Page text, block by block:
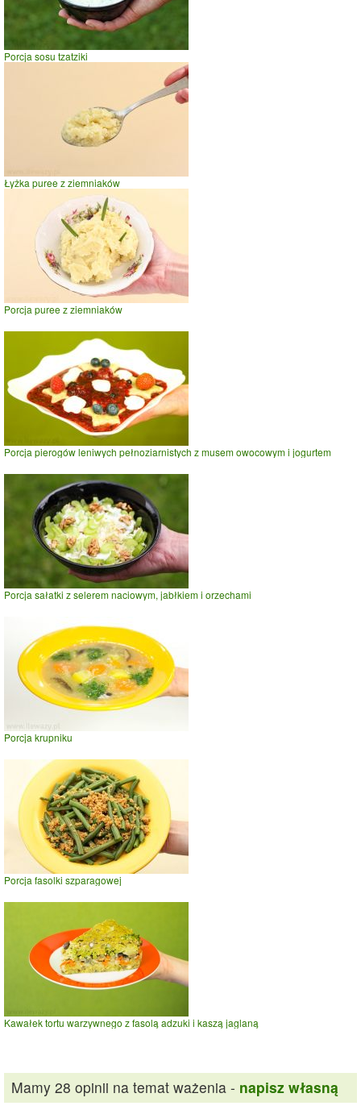
Porcja sosu tzatziki
Łyżka puree z ziemniaków
Porcja puree z ziemniaków
Porcja pierogów leniwych pełnoziarnistych z musem owocowym i jogurtem
Porcja sałatki z selerem naciowym, jabłkiem i orzechami
Porcja krupniku
Porcja fasolki szparagowej
Kawałek tortu warzywnego z fasolą adzuki i kaszą jaglaną
Mamy 28 opinii na temat ważenia - napisz własną